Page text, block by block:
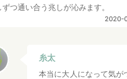
ずつ通い合う兆しが沁みます。
2020-
糸太
本当に大人になって気が